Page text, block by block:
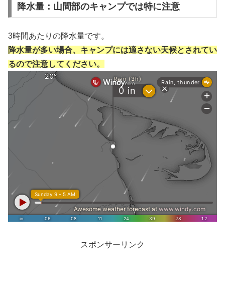
降水量：山間部のキャンプでは特に注意
3時間あたりの降水量です。
降水量が多い場合、キャンプには適さない天候とされてい
るので注意してください。
スポンサーリンク